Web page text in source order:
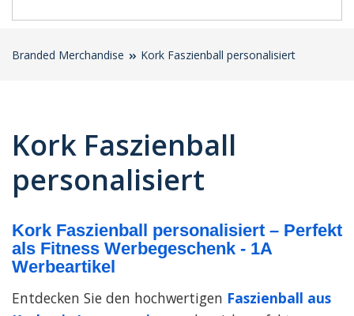
Branded Merchandise Kork Faszienball personalisiert
Kork Faszienball
personalisiert
Kork Faszienball personalisiert – Perfekt
als Fitness Werbegeschenk - 1A
Werbeartikel
Entdecken Sie den hochwertigen Faszienball aus